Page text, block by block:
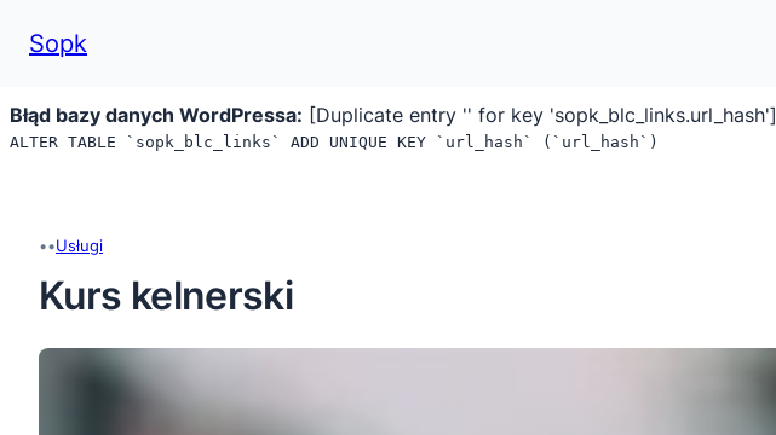
Błąd bazy danych WordPressa: [Duplicate entry '' for key 'sopk_blc_links.url_hash']
ALTER TABLE `sopk_blc_links` ADD UNIQUE KEY `url_hash` (`url_hash`)
treści
Sopk
••Usługi
Kurs kelnerski